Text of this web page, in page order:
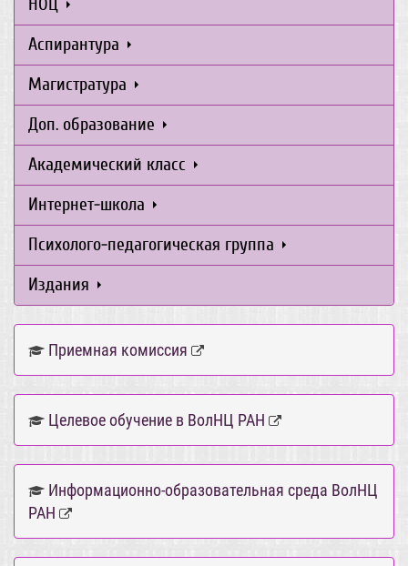
Аспирантура
Магистратура
Доп. образование
Академический класс
Интернет-школа
Психолого-педагогическая группа
Издания
Приемная комиссия
Целевое обучение в ВолНЦ РАН
Информационно-образовательная среда ВолНЦ
РАН